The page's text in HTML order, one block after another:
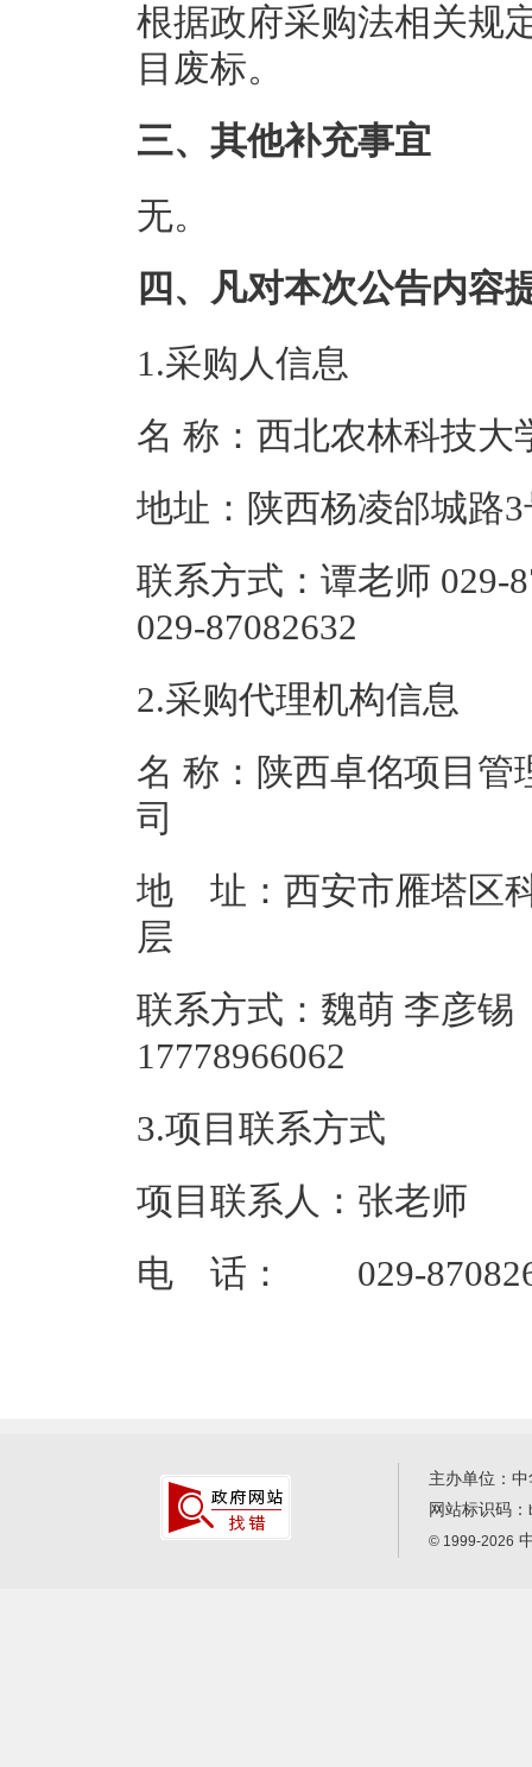
根据政府采购法相关规
目废标。
三、其他补充事宜
无。
四、凡对本次公告内容
1.采购人信息
名 称：西北农
地址：陕西杨
联系方式：谭老师 029-
029-
2.采购代理机构信息
名 称：陕西卓佲项目管
地 址：西安市雁塔区
联系方式：魏萌 李彦锡
3.项目联系方式
项目联系人：张老师
电 话： 029-
主办单位：
网站标识码：
© 1999-2026